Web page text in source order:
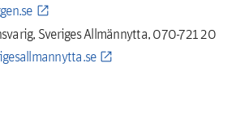
Sveriges Allmännytta, 070-721 20